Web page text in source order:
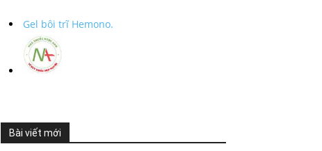
Gel bôi trĩ Hemono.
Bài viết mới